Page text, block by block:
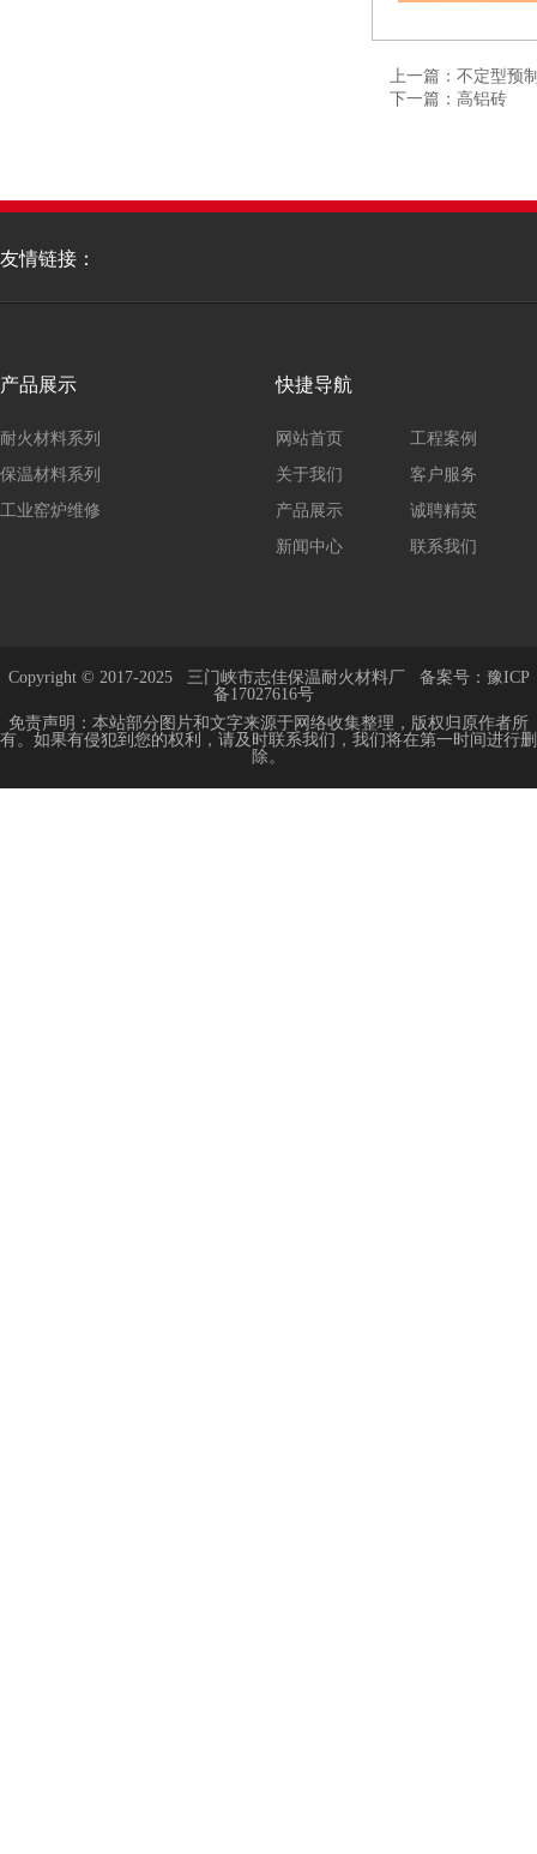
上一篇：不定型预
下一篇：高铝砖
友情链接：
产品展示
耐火材料系列
保温材料系列
工业窑炉维修
快捷导航
网站首页
关于我们
产品展示
新闻中心
工程案例
客户服务
诚聘精英
联系我们
Copyright © 2017-2025 三门峡市志佳保温耐火材料厂 备案号： 豫ICP
备17027616号
免责声明：本站部分图片和文字来源于网络收集整理，版权归原作者所
有。如果有侵犯到您的权利，请及时联系我们，我们将在第一时间进行删
除。